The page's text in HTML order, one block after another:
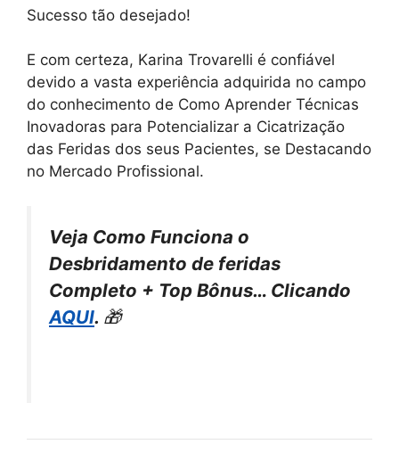
Sucesso tão desejado!
E com certeza, Karina Trovarelli é confiável
devido a vasta experiência adquirida no campo
do conhecimento de Como Aprender Técnicas
Inovadoras para Potencializar a Cicatrização
das Feridas dos seus Pacientes, se Destacando
no Mercado Profissional.
Veja Como Funciona o
Desbridamento de feridas
Completo + Top Bônus… Clicando
AQUI. 🎁